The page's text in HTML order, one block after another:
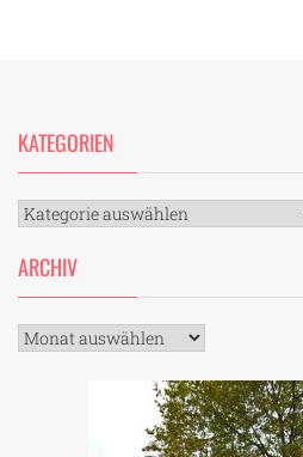
KATEGORIEN
Kategorien
ARCHIV
Archiv